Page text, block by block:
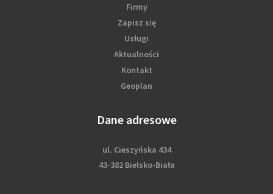
Firmy
Zapisz się
Usługi
Aktualności
Kontakt
Geoplan
Dane adresowe
ul. Cieszyńska 434
43-382 Bielsko-Biała